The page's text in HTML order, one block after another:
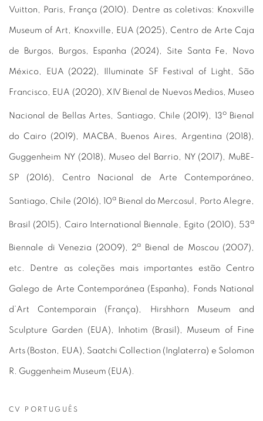
Vuitton, Paris, França (2010). Dentre as coletivas: Knoxville
Museum of Art, Knoxville, EUA (2025), Centro de Arte Caja
de Burgos, Burgos, Espanha (2024), Site Santa Fe, Novo
México, EUA (2022), Illuminate SF Festival of Light, São
Francisco, EUA (2020), XIV Bienal de Nuevos Medios, Museo
Nacional de Bellas Artes, Santiago, Chile (2019), 13oBienal
do Cairo (2019), MACBA, Buenos Aires, Argentina (2018),
Guggenheim NY (2018), Museo del Barrio, NY (2017), MuBE-
SP (2016), Centro Nacional de Arte Contemporáneo,
Santiago, Chile (2016), 10a Bienal do Mercosul, Porto Alegre,
Brasil (2015), Cairo International Biennale, Egito (2010), 53a
Biennale di Venezia (2009), 2a Bienal de Moscou (2007),
etc. Dentre as coleções mais importantes estão Centro
Galego de Arte Contemporánea (Espanha), Fonds National
d’Art Contemporain (França), Hirshhorn Museum and
Sculpture Garden (EUA), Inhotim (Brasil), Museum of Fine
Arts (Boston, EUA), Saatchi Collection (Inglaterra) e Solomon
R. Guggenheim Museum (EUA).
CV PORTUGUÊS